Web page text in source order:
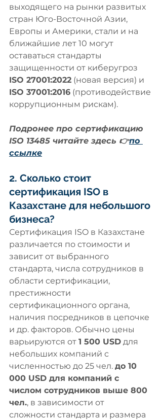
выходящего на рынки развитых
стран Юго-Восточной Азии,
Европы и Америки, стали и на
ближайшие лет 10 могут
оставаться стандарты
защищенности от киберугроз
ISO 27001:2022 (новая версия) и
ISO 37001:2016 (противодействие
коррупционным рискам).
Подронее про сертификацию
ISO 13485 читайте здесь 👉по
ссылке
2. Сколько стоит
сертификация ISO в
Казахстане для небольшого
бизнеса?
Сертификация ISO в Казахстане
различается по стоимости и
зависит от выбранного
стандарта, числа сотрудников в
области сертификации,
престижности
сертификационного органа,
наличия посредников в цепочке
и др. факторов. Обычно цены
варьируются от 1 500 USD для
небольших компаний с
численностью до 25 чел. до 10
000 USD для компаний с
числом сотрудников выше 800
чел., в зависимости от
сложности стандарта и размера